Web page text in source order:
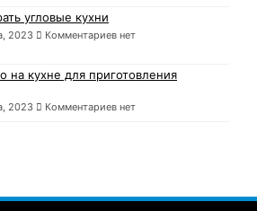
угловые кухни
2023 Комментариев нет
на кухне для приготовления
2023 Комментариев нет